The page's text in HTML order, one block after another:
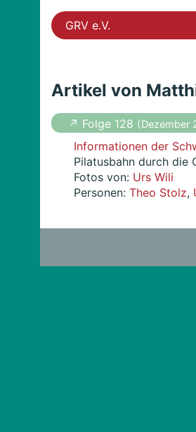
GRV e.V.
Artikel von
↗ Folge 128 ( Dezember
Informationen der
Pilatusbahn durch die
Fotos von: Urs Wili
Personen: Theo Stolz,